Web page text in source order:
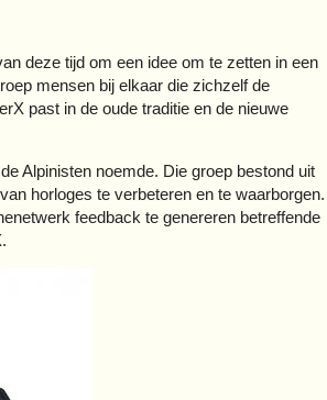
deze tijd om een idee om te zetten in een
mensen bij elkaar die zichzelf de
past in de oude traditie en de nieuwe
Alpinisten noemde. Die groep bestond uit
horloges te verbeteren en te waarborgen.
feedback te genereren betreffende